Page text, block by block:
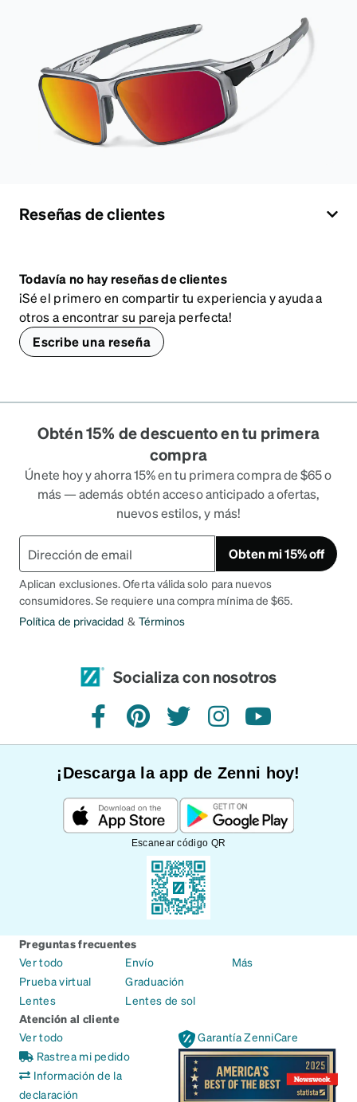
Reseñas de clientes
Todavía no hay reseñas de clientes
¡Sé el primero en compartir tu experiencia y ayuda a
otros a encontrar su pareja perfecta!
Escribe una reseña
Obtén 15% de descuento en tu primera
compra
Únete hoy y ahorra 15% en tu primera compra de $65 o
más — además obtén acceso anticipado a ofertas,
nuevos estilos, y más!
Obten mi 15% off
Aplican exclusiones. Oferta válida solo para nuevos
consumidores. Se requiere una compra mínima de $65.
Política de privacidad & Términos
Socializa con nosotros
FacebookPinterestTwitterInstagramYouTube
¡Descarga la app de Zenni hoy!
Escanear código QR
Preguntas frecuentes
Ver todo
Prueba virtual
Lentes
Envío
Graduación
Lentes de sol
Más
Atención al cliente
Ver todo
Rastrea mi pedido
Información de la
declaración
Garantía ZenniCare